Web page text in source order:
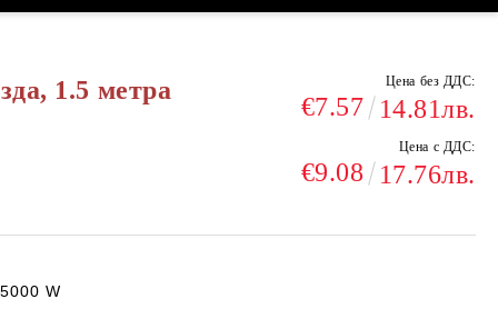
1.5 метра Цена без ДДС:
€7.57 14.81лв.
Цена с ДДС:
€9.08 17.76лв.
W